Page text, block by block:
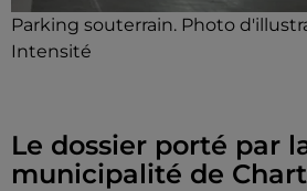
Parking souterrain. Photo
Intensité
Le dossier porté par
municipalité de